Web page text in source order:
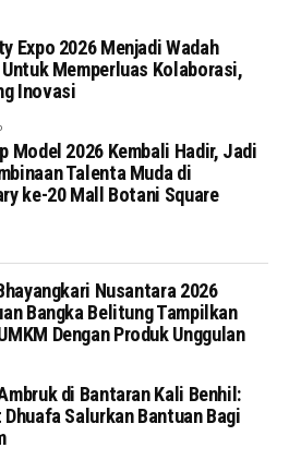
Expo 2026 Menjadi Wadah
Memperluas Kolaborasi,
Inovasi
Model 2026 Kembali Hadir, Jadi
Talenta Muda di
ke-20 Mall Botani Square
Nusantara 2026
Bangka Belitung Tampilkan
Dengan Produk Unggulan
di Bantaran Kali Benhil:
Dhuafa Salurkan Bantuan Bagi